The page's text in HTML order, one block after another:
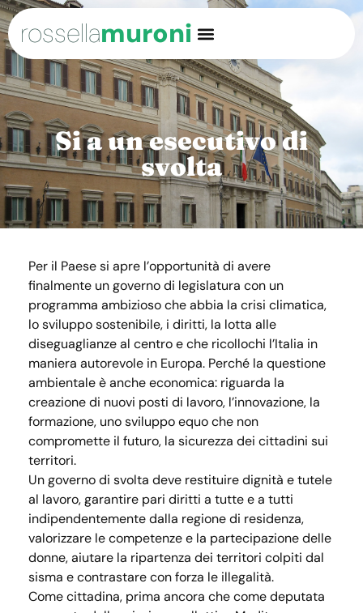
rossellamuroni
Si a un esecutivo di
svolta
Per il Paese si apre l’opportunità di avere
finalmente un governo di legislatura con un
programma ambizioso che abbia la crisi climatica,
lo sviluppo sostenibile, i diritti, la lotta alle
diseguaglianze al centro e che ricollochi l’Italia in
maniera autorevole in Europa. Perché la questione
ambientale è anche economica: riguarda la
creazione di nuovi posti di lavoro, l’innovazione, la
formazione, uno sviluppo equo che non
compromette il futuro, la sicurezza dei cittadini sui
territori.
Un governo di svolta deve restituire dignità e tutele
al lavoro, garantire pari diritti a tutte e a tutti
indipendentemente dalla regione di residenza,
valorizzare le competenze e la partecipazione delle
donne, aiutare la ripartenza dei territori colpiti dal
sisma e contrastare con forza le illegalità.
Come cittadina, prima ancora che come deputata